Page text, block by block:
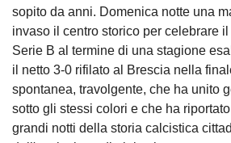
sopito da anni. Domenica notte una
invaso il centro storico per celebrare
Serie B al termine di una stagione
il netto 3-0 rifilato al Brescia nella
spontanea, travolgente, che ha unito
sotto gli stessi colori e che ha
grandi notti della storia calcistica